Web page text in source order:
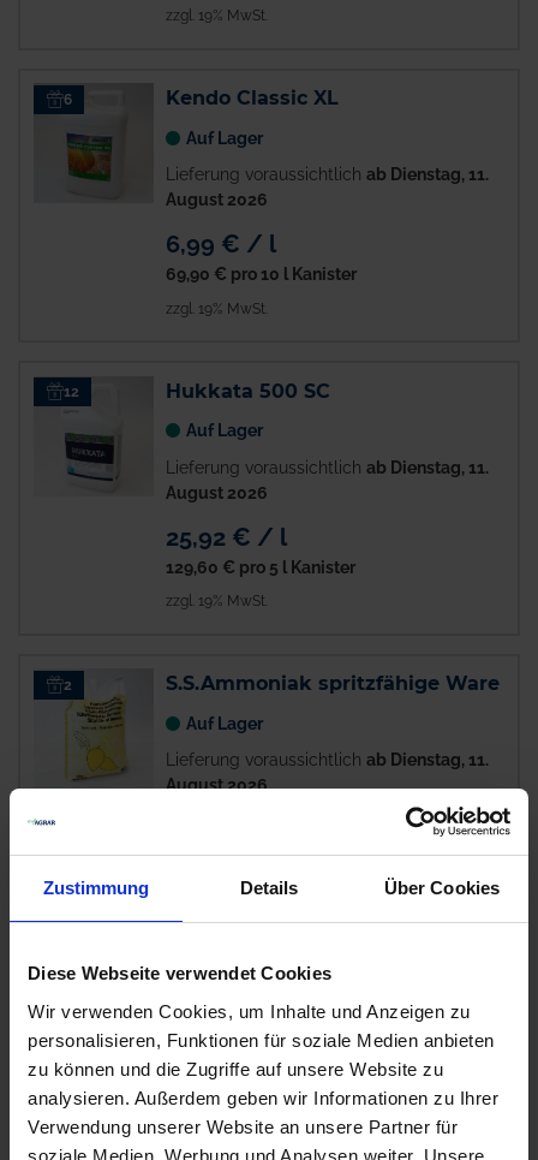
Zustimmung Details Über Cookies
Diese Webseite verwendet Cookies
Wir verwenden Cookies, um Inhalte und Anzeigen zu
personalisieren, Funktionen für soziale Medien anbieten
zu können und die Zugriffe auf unsere Website zu
analysieren. Außerdem geben wir Informationen zu Ihrer
Verwendung unserer Website an unsere Partner für
soziale Medien, Werbung und Analysen weiter. Unsere
zzgl. 19% MwSt.
6 Kendo Classic XL
Auf Lager
Lieferung voraussichtlich ab Dienstag, 11.
August 2026
6,99 € / l
69,90 € pro 10 l Kanister
zzgl. 19% MwSt.
12 Hukkata 500 SC
Auf Lager
Lieferung voraussichtlich ab Dienstag, 11.
August 2026
25,92 € / l
129,60 € pro 5 l Kanister
zzgl. 19% MwSt.
2 S.S.Ammoniak spritzfähige Ware
Auf Lager
Lieferung voraussichtlich ab Dienstag, 11.
August 2026
22,00 €pro 25 kg Sack
zzgl. 19% MwSt.
17 Trinity
Auf Lager
Lieferung voraussichtlichab Dienstag, 11.
August 2026
17,47 € / l
174,70 €pro 10 l Kanister